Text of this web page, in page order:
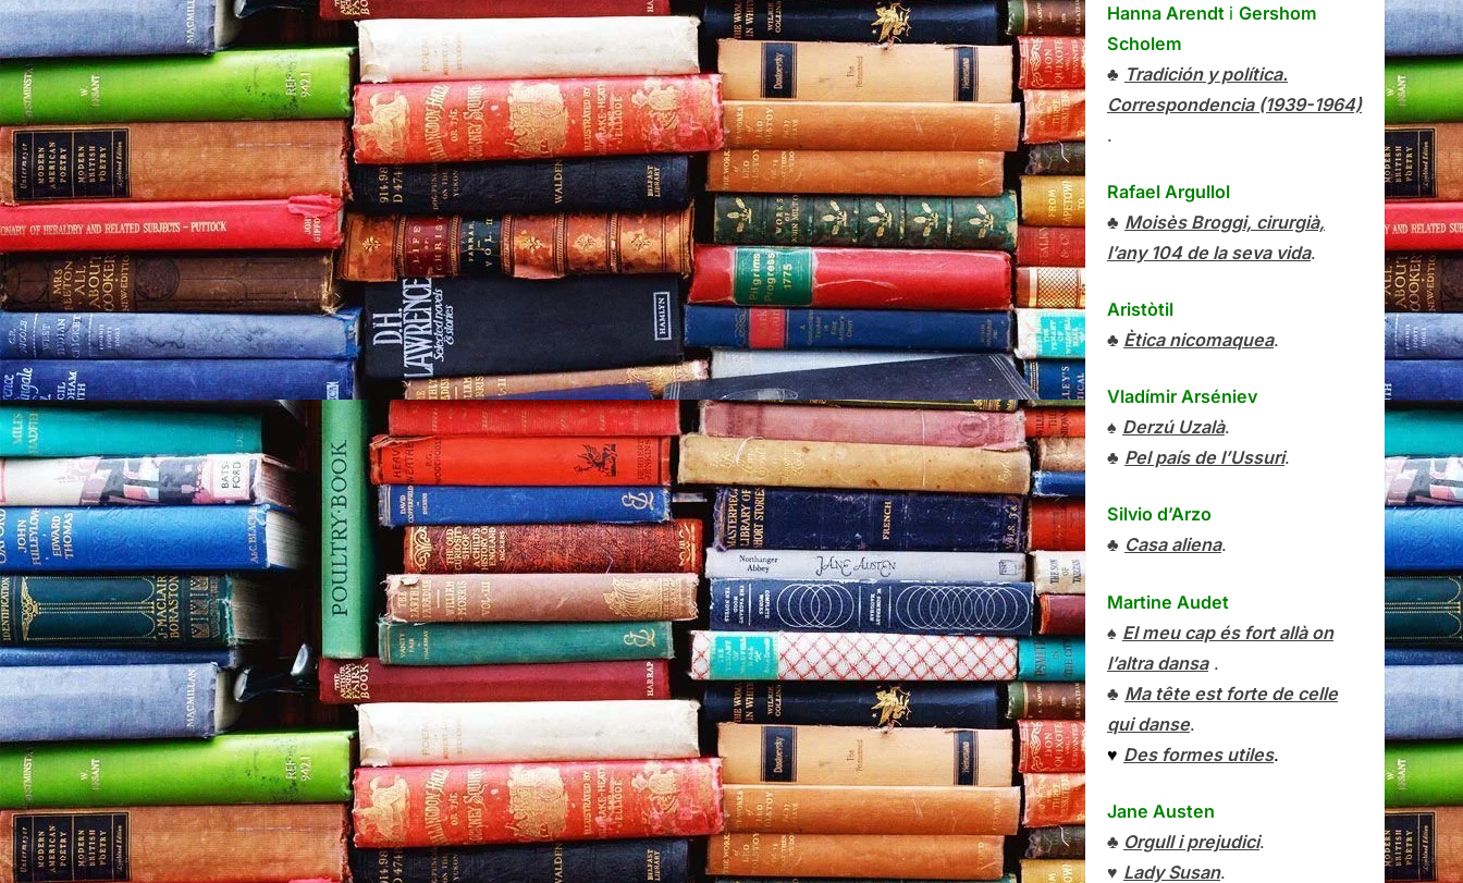
Hanna Arendt i Gershom
Scholem
♣ Tradición y política.
Correspondencia (1939-1964)
.
Rafael Argullol
♣ Moisès Broggi, cirurgià,
l’any 104 de la seva vida.
Aristòtil
♣ Ètica nicomaquea.
Vladímir Arséniev
♠ Derzú Uzalà.
♣ Pel país de l’Ussuri.
Silvio d’Arzo
♣ Casa aliena.
Martine Audet
♠ El meu cap és fort allà on
l’altra dansa.
♣ Ma tête est forte de celle
qui danse.
♥ Des formes utiles.
Jane Austen
♣ Orgull i prejudici.
♥ Lady Susan.